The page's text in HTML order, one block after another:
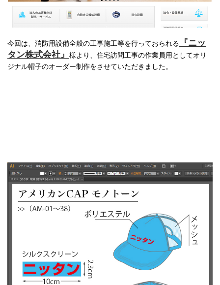
今回は、消防用設備全般の工事施工等を行っておられる
『ニッ
タン株式会社』
様より、住宅訪問工事の作業員用としてオリ
ジナル帽子のオーダー制作をさせていただきました。